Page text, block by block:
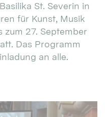
St. Severin in
für Kunst, Musik
zum 27. September
Das Programm
an alle.